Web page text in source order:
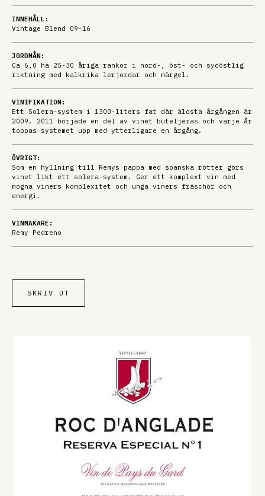
INNEHÅLL:
Vintage Blend 09-16
JORDMÅN:
Ca 6,0 ha 25-30 åriga rankor i nord-, öst- och sydöstlig
riktning med kalkrika lerjordar och märgel.
VINIFIKATION:
Ett Solera-system i 1300-liters fat där äldsta årgången är
2009. 2011 började en del av vinet buteljeras och varje år
toppas systemet upp med ytterligare en årgång.
ÖVRIGT:
Som en hyllning till Remys pappa med spanska rötter görs
vinet likt ett solera-system. Ger ett komplext vin med
mogna viners komplexitet och unga viners fräschör och
energi.
VINMAKARE:
Remy Pedreno
SKRIV UT